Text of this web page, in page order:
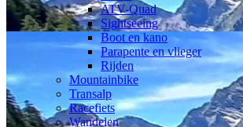
ATV-Quad
Sightseeing
Boot en kano
Parapente en vlieger
Rijden
Mountainbike
Transalp
Racefiets
Wandelen